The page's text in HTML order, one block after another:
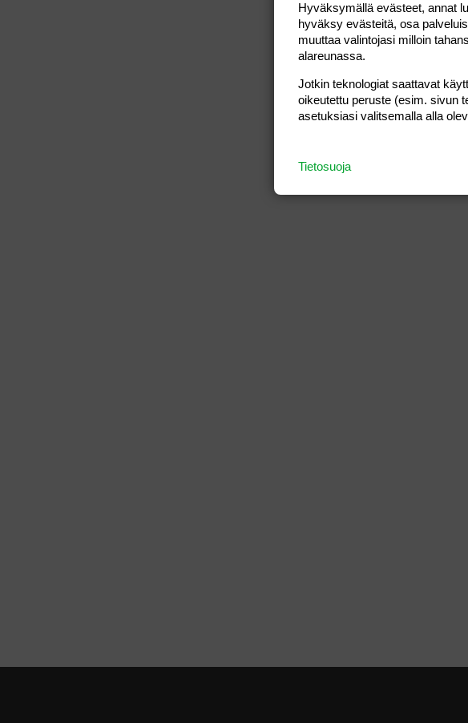
Hyväksymällä evästeet, annat
hyväksy evästeitä, osa
muuttaa valintojasi milloin
alareunassa.
Jotkin teknologiat saattavat
oikeutettu peruste (esim. sivun
asetuksiasi valitsemalla alla
Tietosuoja